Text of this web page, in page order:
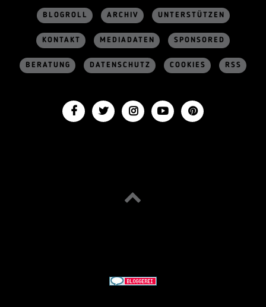
BLOGROLL ARCHIV UNTERSTÜTZEN
KONTAKT MEDIADATEN SPONSORED
BERATUNG DATENSCHUTZ COOKIES RSS